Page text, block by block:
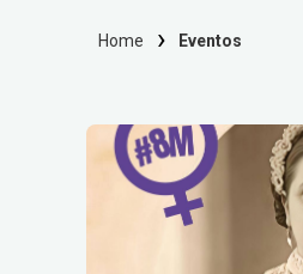
Home Eventos